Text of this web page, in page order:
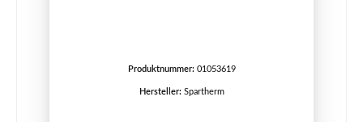
Produktnummer: 01053619
Hersteller: Spartherm